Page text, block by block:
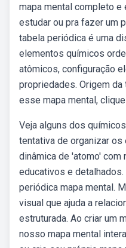
mapa mental completo e
estudar ou pra fazer um
tabela periódica é uma
elementos químicos
atômicos, configuração
propriedades. Origem
esse mapa mental,
Veja alguns dos
tentativa de organizar
dinâmica de 'atomo'
educativos e
periódica mapa mental.
visual que ajuda a
estruturada. Ao criar um
nosso mapa mental